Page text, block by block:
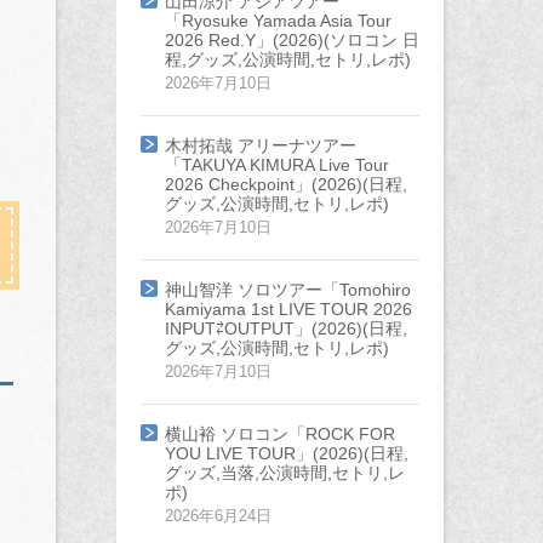
「Ryosuke Yamada Asia Tour
2026 Red.Y」(2026)(ソロコン 日
程,グッズ,公演時間,セトリ,レポ)
2026年7月10日
木村拓哉 アリーナツアー
「TAKUYA KIMURA Live Tour
2026 Checkpoint」(2026)(日程,
グッズ,公演時間,セトリ,レポ)
2026年7月10日
神山智洋 ソロツアー「Tomohiro
Kamiyama 1st LIVE TOUR 2026
INPUT⇄OUTPUT」(2026)(日程,
グッズ,公演時間,セトリ,レポ)
2026年7月10日
横山裕 ソロコン「ROCK FOR
YOU LIVE TOUR」(2026)(日程,
グッズ,当落,公演時間,セトリ,レ
ポ)
2026年6月24日